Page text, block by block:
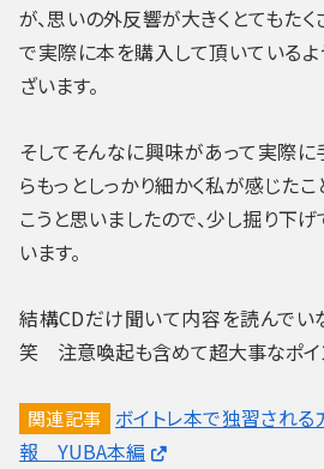
が、思いの外反響が大きくとてもた
で実際に本を購入して頂いている
ざいます。
そしてそんなに興味があって実際
らもっとしっかり細かく私が感じた
こうと思いましたので、少し掘り下
います。
結構CDだけ聞いて内容を読んでい
笑 注意喚起も含めて超大事なポイ
関連記事
ボイトレ本で独習される
報 YUBA本編